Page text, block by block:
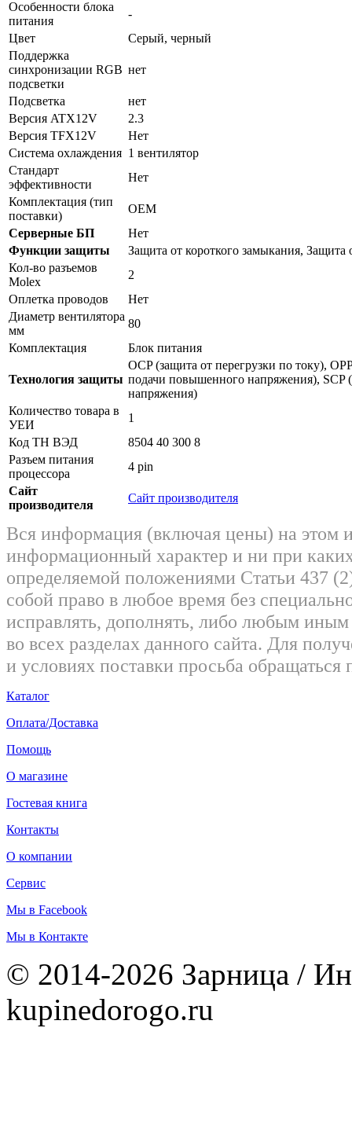
Особенности блока
питания
-
Цвет
Серый, черный
Поддержка
синхронизации RGB
подсветки
нет
Подсветка
нет
Версия ATX12V
2.3
Версия TFX12V
Нет
Система охлаждения 1 вентилятор
Стандарт
эффективности
Нет
Комплектация (тип
поставки)
OEM
Серверные БП
Нет
Функции защиты
Защита от короткого замыкания, Защита
Кол-во разъемов
Molex
2
Оплетка проводов
Нет
Диаметр вентилятора
мм
80
Комплектация
Блок питания
Технология защиты
OCP (защита от перегрузки по току),
подачи повышенного напряжения), SCP
напряжения)
Количество товара в
УЕИ
1
Код ТН ВЭД
8504 40 300 8
Разъем питания
процессора
4 pin
Сайт
производителя
Сайт производителя
Вся информация (включая цены) на этом
информационный характер и ни при
определяемой положениями Статьи 437
собой право в любое время без
исправлять, дополнять, либо любым
во всех разделах данного сайта. Для
и условиях поставки просьба
Каталог
Оплата/Доставка
Помощь
О магазине
Гостевая книга
Контакты
О компании
Сервис
Мы в Facebook
Мы в Контакте
© 2014-2026 Зарница /
kupinedorogo.ru